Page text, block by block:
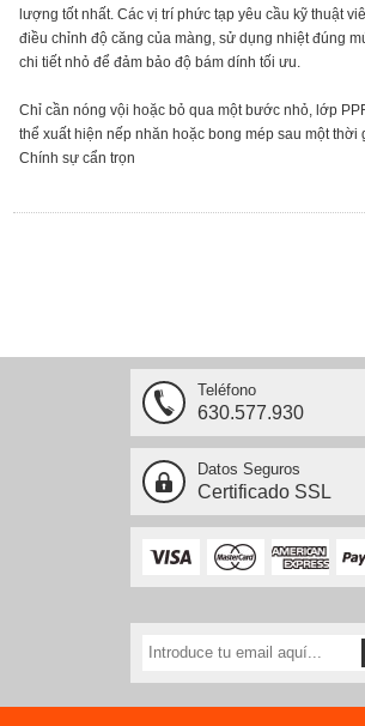
lượng tốt nhất. Các vị trí phức tạp yêu cầu kỹ thuật
điều chỉnh độ căng của màng, sử dụng nhiệt đúng
chi tiết nhỏ để đảm bảo độ bám dính tối ưu.
Chỉ cần nóng vội hoặc bỏ qua một bước nhỏ, lớp
thể xuất hiện nếp nhăn hoặc bong mép sau một thời
Chính sự cẩn trọn
Teléfono
630.577.930
Datos Seguros
Certificado SSL